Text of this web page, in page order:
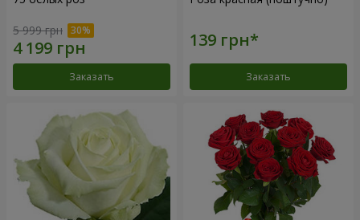
5 999 грн
Заказать Заказать